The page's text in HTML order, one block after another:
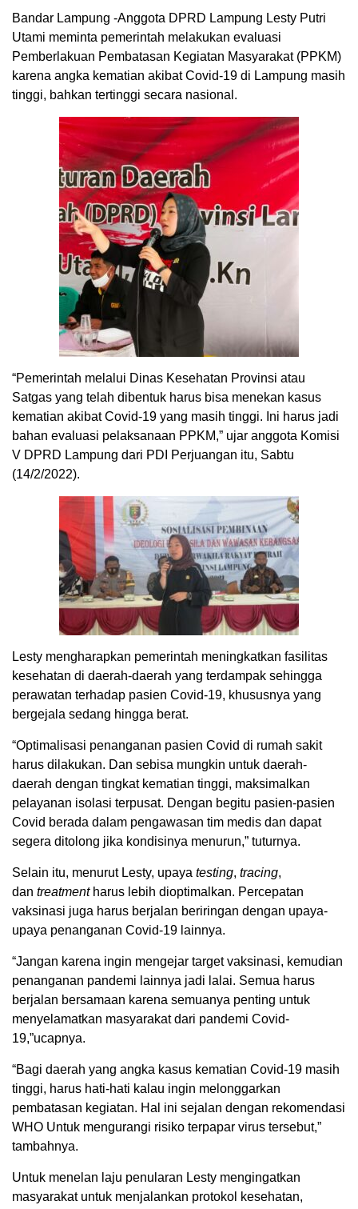
Bandar Lampung -Anggota DPRD Lampung Lesty Putri
Utami meminta pemerintah melakukan evaluasi
Pemberlakuan Pembatasan Kegiatan Masyarakat (PPKM)
karena angka kematian akibat Covid-19 di Lampung masih
tinggi, bahkan tertinggi secara nasional.
“Pemerintah melalui Dinas Kesehatan Provinsi atau
Satgas yang telah dibentuk harus bisa menekan kasus
kematian akibat Covid-19 yang masih tinggi. Ini harus jadi
bahan evaluasi pelaksanaan PPKM,” ujar anggota Komisi
V DPRD Lampung dari PDI Perjuangan itu, Sabtu
(14/2/2022).
Lesty mengharapkan pemerintah meningkatkan fasilitas
kesehatan di daerah-daerah yang terdampak sehingga
perawatan terhadap pasien Covid-19, khususnya yang
bergejala sedang hingga berat.
“Optimalisasi penanganan pasien Covid di rumah sakit
harus dilakukan. Dan sebisa mungkin untuk daerah-
daerah dengan tingkat kematian tinggi, maksimalkan
pelayanan isolasi terpusat. Dengan begitu pasien-pasien
Covid berada dalam pengawasan tim medis dan dapat
segera ditolong jika kondisinya menurun,” tuturnya.
Selain itu, menurut Lesty, upaya testing, tracing,
dan treatmentharus lebih dioptimalkan. Percepatan
vaksinasi juga harus berjalan beriringan dengan upaya-
upaya penanganan Covid-19 lainnya.
“Jangan karena ingin mengejar target vaksinasi, kemudian
penanganan pandemi lainnya jadi lalai. Semua harus
berjalan bersamaan karena semuanya penting untuk
menyelamatkan masyarakat dari pandemi Covid-
19,”ucapnya.
“Bagi daerah yang angka kasus kematian Covid-19 masih
tinggi, harus hati-hati kalau ingin melonggarkan
pembatasan kegiatan. Hal ini sejalan dengan rekomendasi
WHO Untuk mengurangi risiko terpapar virus tersebut,”
tambahnya.
Untuk menelan laju penularan Lesty mengingatkan
masyarakat untuk menjalankan protokol kesehatan,